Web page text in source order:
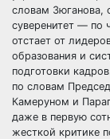
словам Зюганова,
суверенитет — по
отстает от
образования и
подготовки
по словам
Камеруном и
даже в первую
жесткой критике